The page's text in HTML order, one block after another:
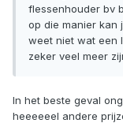
flessenhouder bv
op die manier kan
weet niet wat een
zeker veel meer
In het beste geval
heeeeeel andere